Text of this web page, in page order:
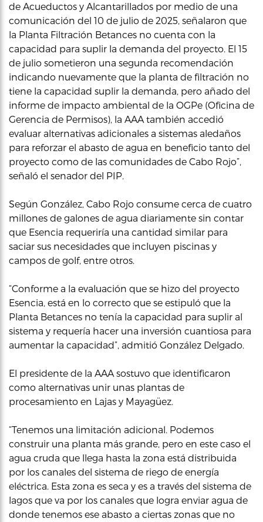
de Acueductos y Alcantarillados por medio de una
comunicación del 10 de julio de 2025, señalaron que
la Planta Filtración Betances no cuenta con la
capacidad para suplir la demanda del proyecto. El 15
de julio sometieron una segunda recomendación
indicando nuevamente que la planta de filtración no
tiene la capacidad suplir la demanda, pero añado del
informe de impacto ambiental de la OGPe (Oficina de
Gerencia de Permisos), la AAA también accedió
evaluar alternativas adicionales a sistemas aledaños
para reforzar el abasto de agua en beneficio tanto del
proyecto como de las comunidades de Cabo Rojo”,
señaló el senador del PIP.
Según González, Cabo Rojo consume cerca de cuatro
millones de galones de agua diariamente sin contar
que Esencia requeriría una cantidad similar para
saciar sus necesidades que incluyen piscinas y
campos de golf, entre otros.
“Conforme a la evaluación que se hizo del proyecto
Esencia, está en lo correcto que se estipuló que la
Planta Betances no tenía la capacidad para suplir al
sistema y requería hacer una inversión cuantiosa para
aumentar la capacidad”, admitió González Delgado.
El presidente de la AAA sostuvo que identificaron
como alternativas unir unas plantas de
procesamiento en Lajas y Mayagüez.
“Tenemos una limitación adicional. Podemos
construir una planta más grande, pero en este caso el
agua cruda que llega hasta la zona está distribuida
por los canales del sistema de riego de energía
eléctrica. Esta zona es seca y es a través del sistema de
lagos que va por los canales que logra enviar agua de
donde tenemos ese abasto a ciertas zonas que no